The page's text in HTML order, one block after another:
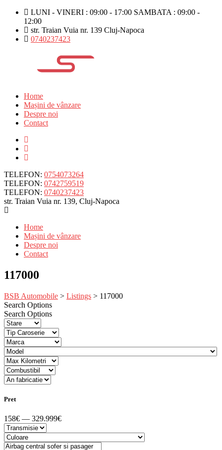
LUNI - VINERI : 09:00 - 17:00 SAMBATA : 09:00 -
12:00
str. Traian Vuia nr. 139 Cluj-Napoca
0740237423
Home
Mașini de vânzare
Despre noi
Contact
TELEFON: 0754073264
TELEFON: 0742759519
TELEFON: 0740237423
str. Traian Vuia nr. 139, Cluj-Napoca
Home
Mașini de vânzare
Despre noi
Contact
117000
BSB Automobile > Listings > 117000
Search Options
Search Options
Pret
158€ — 329.999€